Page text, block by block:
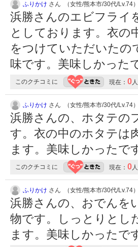
ふりかけ さん （女性/熊本市/30代/Lv.74）
浜勝さんのエビフライ
としております。衣の
をつけていただいたの
味です。美味しかった
このクチコミに 現在： 0人
ふりかけ さん （女性/熊本市/30代/Lv.74）
浜勝さんの、ホタテの
す。衣の中のホタテは
ます。美味しかったで
このクチコミに 現在： 0人
ふりかけ さん （女性/熊本市/30代/Lv.74）
浜勝さんの、おでんを
物です。しっとりとし
ます。美味しかったで